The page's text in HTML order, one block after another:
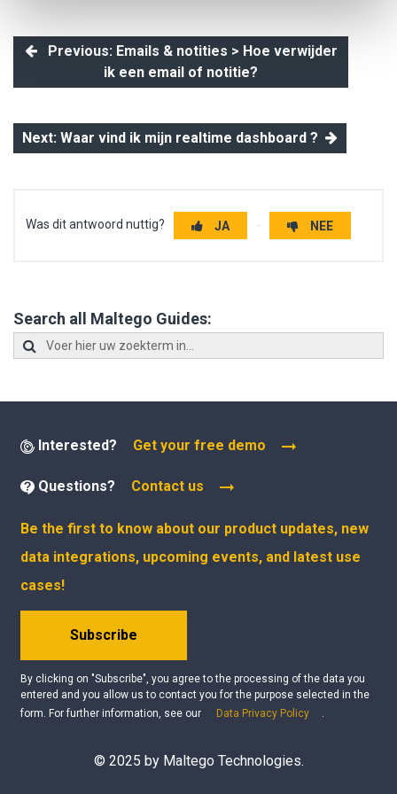
Previous: Emails & notities > Hoe verwijder
ik een email of notitie?
Next: Waar vind ik mijn realtime dashboard ?
Was dit antwoord nuttig? JA NEE
Search all Maltego Guides:
Interested? Get your free demo
Questions? Contact us
Be the first to know about our product updates, new
data integrations, upcoming events, and latest use
cases!
Subscribe
By clicking on "Subscribe", you agree to the processing of the data you
entered and you allow us to contact you for the purpose selected in the
form. For further information, see our
Data Privacy Policy .
© 2025 by Maltego Technologies.